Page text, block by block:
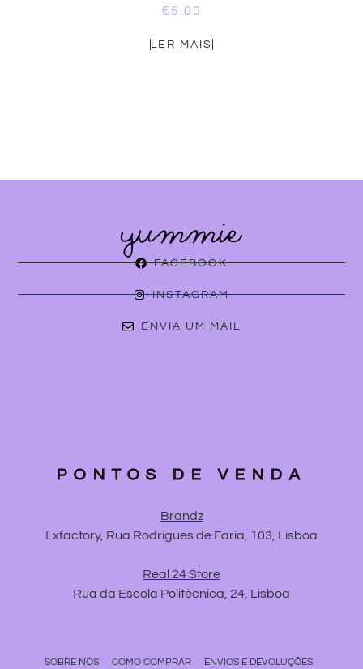
€ 5.00
LER MAIS
FACEBOOK
INSTAGRAM
ENVIA UM MAIL
PONTOS DE VENDA
Brandz
Lxfactory, Rua Rodrigues de Faria, 103, Lisboa
Real 24 Store
Rua da Escola Politécnica, 24, Lisboa
SOBRE NÓS COMO COMPRAR ENVIOS E DEVOLUÇÕES